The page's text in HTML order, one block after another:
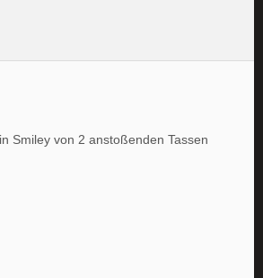
Smiley von 2 anstoßenden Tassen